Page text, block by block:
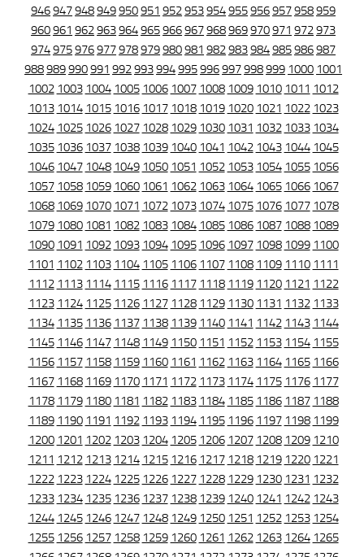
946947948949950951 952953954955956957958959
960961 962963964965966967968969970971 972973
974975976977978979980981 982983984985986987
988989990991 992993994995996997998999 1000 1001
1002 1003 1004 1005 1006 1007 1008 1009 1010 1011 1012
1013 1014 1015 1016 1017 1018 1019 1020 1021 1022 1023
1024 1025 1026 1027 1028 1029 1030 1031 1032 1033 1034
1035 1036 1037 1038 1039 1040 1041 1042 1043 1044 1045
1046 1047 1048 1049 1050 1051 1052 1053 1054 1055 1056
1057 1058 1059 1060 1061 1062 1063 1064 1065 1066 1067
1068 1069 1070 1071 1072 1073 1074 1075 1076 1077 1078
1079 1080 1081 1082 1083 1084 1085 1086 1087 1088 1089
1090 1091 1092 1093 1094 1095 1096 1097 1098 1099 1100
1101 1102 1103 1104 1105 1106 1107 1108 1109 1110 1111
1112 1113 1114 1115 1116 1117 1118 1119 1120 1121 1122
1123 1124 1125 1126 1127 1128 1129 1130 1131 1132 1133
1134 1135 1136 1137 1138 1139 1140 1141 1142 1143 1144
1145 1146 1147 1148 1149 1150 1151 1152 1153 1154 1155
1156 1157 1158 1159 1160 1161 1162 1163 1164 1165 1166
1167 1168 1169 1170 1171 1172 1173 1174 1175 1176 1177
1178 1179 1180 1181 1182 1183 1184 1185 1186 1187 1188
1189 1190 1191 1192 1193 1194 1195 1196 1197 1198 1199
1200 1201 1202 1203 1204 1205 1206 1207 1208 1209 1210
1211 1212 1213 1214 1215 1216 1217 1218 1219 1220 1221
1222 1223 1224 1225 1226 1227 1228 1229 1230 1231 1232
1233 1234 1235 1236 1237 1238 1239 1240 1241 1242 1243
1244 1245 1246 1247 1248 1249 1250 1251 1252 1253 1254
1255 1256 1257 1258 1259 1260 1261 1262 1263 1264 1265